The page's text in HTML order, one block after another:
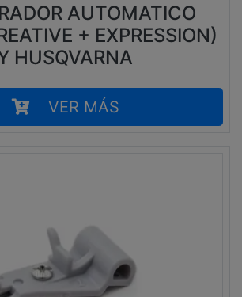
AUTOMATICO
+ EXPRESSION)
HUSQVARNA
VER MÁS